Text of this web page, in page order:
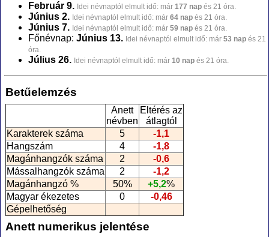
Február 9. Idei névnaptól elmult idő: már 177 nap és 21 óra.
Június 2. Idei névnaptól elmult idő: már 64 nap és 21 óra.
Június 7. Idei névnaptól elmult idő: már 59 nap és 21 óra.
Főnévnap: Június 13. Idei névnaptól elmult idő: már 53 nap és 21
óra.
Július 26. Idei névnaptól elmult idő: már 10 nap és 21 óra.
Betűelemzés
Anett
névben
Eltérés az
átlagtól
Karakterek száma
5
-1,1
Hangszám
4
-1,8
Magánhangzók száma
2
-0,6
Mássalhangzók száma
2
-1,2
Magánhangzó %
50% +5,2%
Magyar ékezetes
0
-0,46
Gépelhetőség
Anett numerikus jelentése